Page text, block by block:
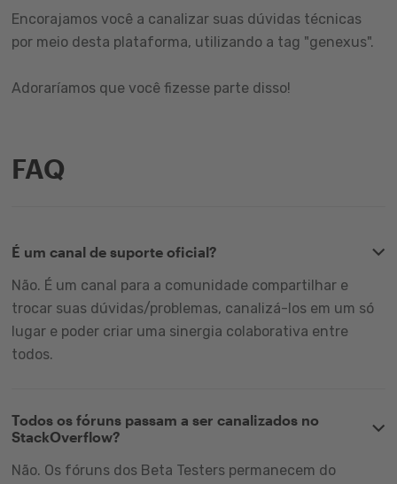
Encorajamos você a canalizar suas dúvidas técnicas
por meio desta plataforma, utilizando a tag "genexus".
Adoraríamos que você fizesse parte disso!
FAQ
É um canal de suporte oficial?
Não. É um canal para a comunidade compartilhar e
trocar suas dúvidas/problemas, canalizá-los em um só
lugar e poder criar uma sinergia colaborativa entre
todos.
Todos os fóruns passam a ser canalizados no
StackOverflow?
Não. Os fóruns dos Beta Testers permanecem do